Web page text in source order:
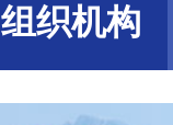
组织机构